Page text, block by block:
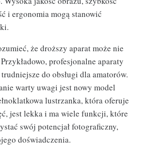
i ergonomia mogą stanowić
że droższy aparat może nie
profesjonalne aparaty
do obsługi dla amatorów.
warty uwagi jest nowy model
lustrzanka, która oferuje
jest lekka i ma wiele funkcji, które
swój potencjał fotograficzny,
doświadczenia.